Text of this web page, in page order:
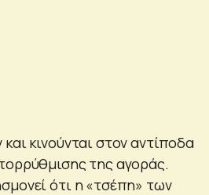
κινούνται στον αντίποδα
της αγοράς.
ότι η «τσέπη» των